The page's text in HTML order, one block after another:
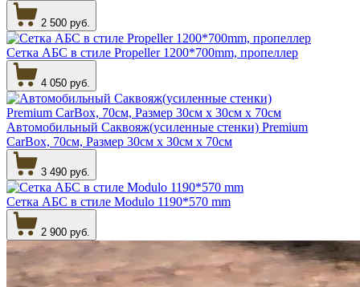
2 500 руб.
Сетка АБС в стиле Propeller 1200*700mm, пропеллер
4 050 руб.
Автомобильный Саквояж(усиленные стенки) Premium
CarBox, 70см, Размер 30см х 30см х 70см
3 490 руб.
Сетка АБС в стиле Modulo 1190*570 mm
2 900 руб.